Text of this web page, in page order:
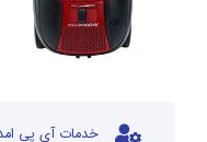
خدمات آی پی